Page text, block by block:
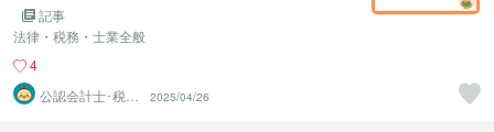
記事
法律・税務・士業全般
4
公認会計士･税理
士･行政書士 の
どか屋
2025/04/26